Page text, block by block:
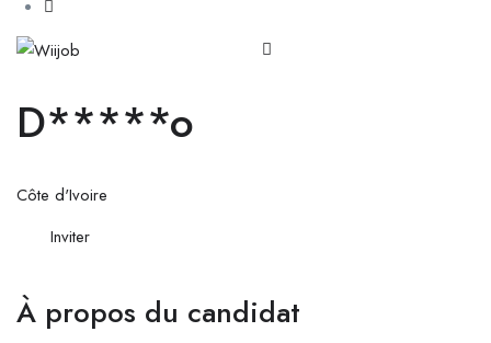
D*****o
Côte d'Ivoire
Inviter
À propos du candidat